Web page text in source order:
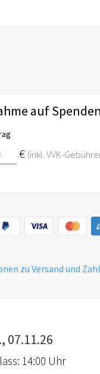
auf
€ (inkl. VVK-
zu Versand und
07.11.26
14:00 Uhr